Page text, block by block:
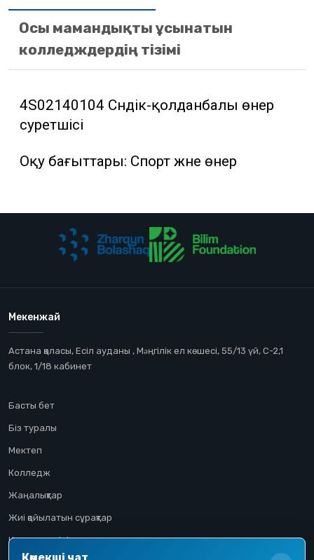
Осы мамандықты ұсынатын
колледждердің тізімі
4S02140104 Сәндік-қолданбалы өнер
суретшісі
Оқу бағыттары: Спорт және өнер
Мекенжай
Астана қаласы, Есіл ауданы , Мəңгілік ел көшесі, 55/13 үй, С-2,1
блок, 1/18 кабинет
Басты бет
Біз туралы
Мектеп
Колледж
Жаңалықтар
Жиі қойылатын сұрақтар
Конкурстық іріктеу